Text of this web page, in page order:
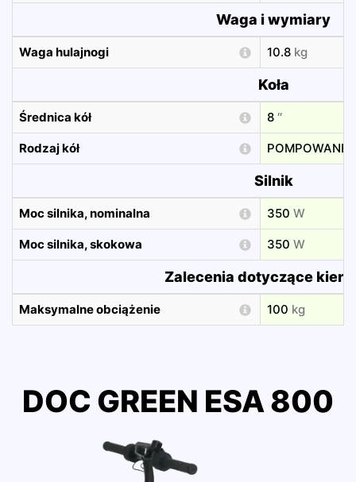
Waga i wymiary
Waga hulajnogi 10.8 kg
Koła
Średnica kół 8 ″
Rodzaj kół POMPOWANE
Silnik
Moc silnika, nominalna 350 W
Moc silnika, skokowa 350 W
Zalecenia dotyczące
Maksymalne obciążenie 100 kg
DOC GREEN ESA 800